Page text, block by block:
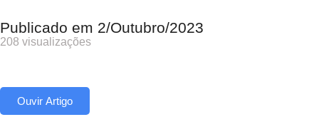
Publicado em 2/Outubro/2023
208 visualizações
Ouvir Artigo